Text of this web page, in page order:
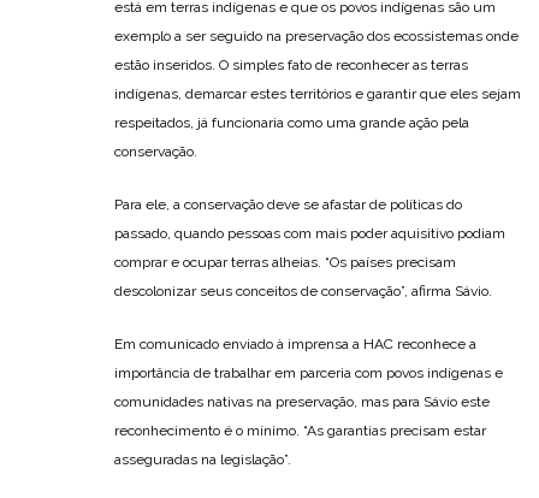
está em terras indígenas e que os povos indígenas são um
exemplo a ser seguido na preservação dos ecossistemas onde
estão inseridos. O simples fato de reconhecer as terras
indígenas, demarcar estes territórios e garantir que eles sejam
respeitados, já funcionaria como uma grande ação pela
conservação.
Para ele, a conservação deve se afastar de políticas do
passado, quando pessoas com mais poder aquisitivo podiam
comprar e ocupar terras alheias. “Os países precisam
descolonizar seus conceitos de conservação”, afirma Sávio.
Em comunicado enviado à imprensa a HAC reconhece a
importância de trabalhar em parceria com povos indígenas e
comunidades nativas na preservação, mas para Sávio este
reconhecimento é o mínimo. “As garantias precisam estar
asseguradas na legislação”.